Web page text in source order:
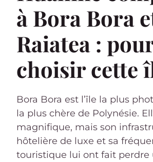
à Bora Bora
Raiatea :
choisir cette
Bora Bora est l’île la plus
la plus chère de Polynésie.
magnifique, mais son
hôtelière de luxe et sa
touristique lui ont fait perdre